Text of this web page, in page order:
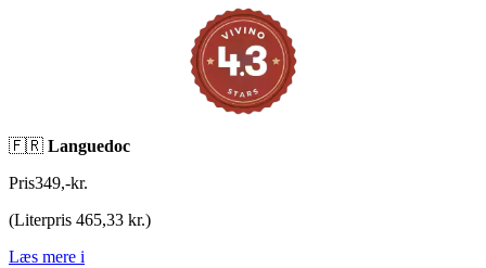
🇫🇷 Languedoc
Pris349,-kr.
(Literpris 465,33 kr.)
Læs mere i